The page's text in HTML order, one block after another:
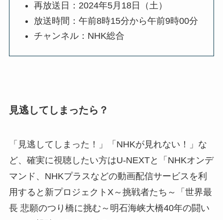
再放送日：2024年5月18日（土）
放送時間：午前8時15分から午前9時00分
チャンネル：NHK総合
見逃してしまったら？
「見逃してしまった！」「NHKが見れない！」な
ど、確実に視聴したい方はU-NEXTと「NHKオンデ
マンド、NHKプラスなどの動画配信サービスを利
用すると新プロジェクトX～挑戦者たち～「世界最
長 悲願のつり橋に挑む～明石海峡大橋40年の闘い